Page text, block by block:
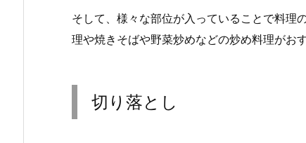
そして、様々な部位が入っていることで料理
理や焼きそばや野菜炒めなどの炒め料理がおす
切り落とし